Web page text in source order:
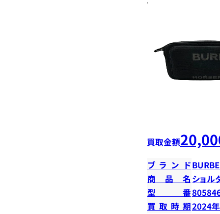
買取金額
ブランド
商品名 ショル
型番
買取時期2024